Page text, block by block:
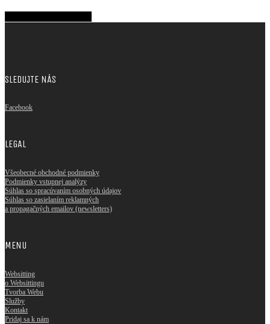
SLEDUJTE NÁS
Facebook
LEGAL
Všeobecné obchodné podmienky
Podmienky vstupnej analýzy
Súhlas so spracúvaním osobných údajov
Súhlas so zasielaním reklamných
a propagačných emailov (newsletters)
MENU
Websitting
o Websittingu
Tvorba Webu
Služby
Kontakt
Pridaj sa k nám